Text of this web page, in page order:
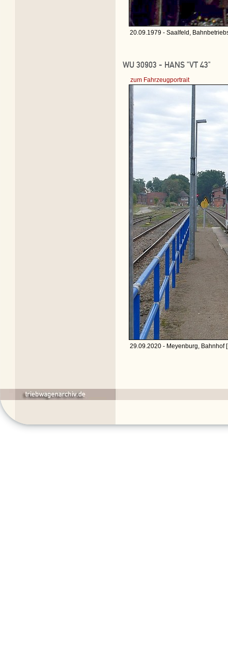
20.09.1979 - Saalfeld,
WU 30903 - HANS "VT 43"
zum Fahrzeugportrait
29.09.2020 - Meyenburg, Bahnhof